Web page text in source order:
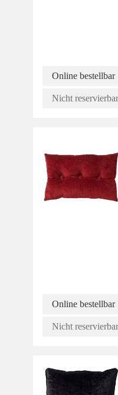
Online bestellbar
Nicht reservierbar
Online bestellbar
Nicht reservierbar